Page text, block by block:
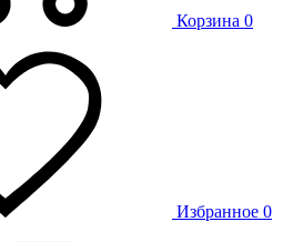
Корзина 0
Избранное 0